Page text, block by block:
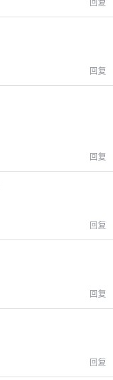
回复
回复
回复
回复
回复
回复